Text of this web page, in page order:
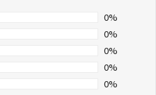
0%
0%
0%
0%
0%